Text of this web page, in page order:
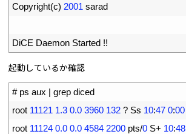
Copyright(c) 2001 sarad
DiCE Daemon Started !!
起動しているか確認
# ps aux | grep diced
root 11121 1.3 0.0 3960 132 ? Ss 10:47 0:00
root 11124 0.0 0.0 4584 2200 pts/0 S+ 10:48